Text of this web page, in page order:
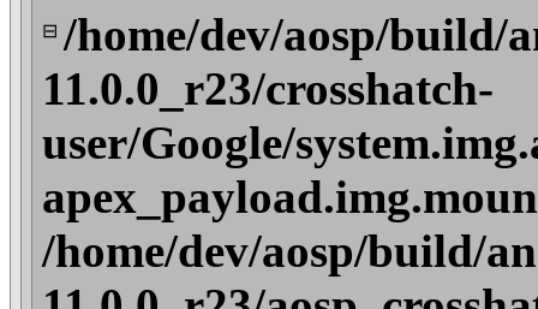
⊟ /home/dev/aosp/build/
11.0.0_r23/crosshatch-
user/Google/
/home/dev/aosp/build/